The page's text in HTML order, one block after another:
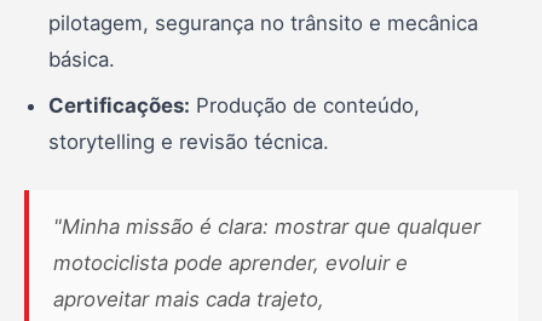
pilotagem, segurança no trânsito e mecânica
básica.
Certificações: Produção de conteúdo,
storytelling e revisão técnica.
"Minha missão é clara: mostrar que qualquer
motociclista pode aprender, evoluir e
aproveitar mais cada trajeto,